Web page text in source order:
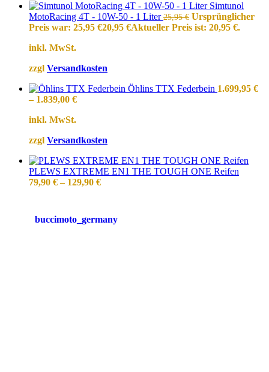
Simtunol
MotoRacing 4T - 10W-50 - 1 Liter25,95€ Ursprünglicher
Preis war: 25,95 €20,95 €Aktueller Preis ist: 20,95 €.
inkl. MwSt.
zzgl Versandkosten
Öhlins TTX Federbein 1.699,95 €
– 1.839,00 €
inkl. MwSt.
zzgl Versandkosten
PLEWS EXTREME EN1 THE TOUGH ONE Reifen
79,90 €– 129,90 €
buccimoto_germany